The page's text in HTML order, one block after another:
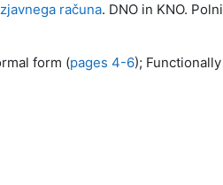
računa. DNO in KNO. Polni
form (pages 4-6); Functionally